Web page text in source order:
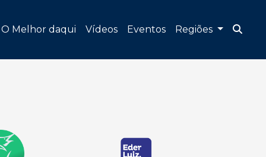
O Melhor daqui Vídeos Eventos Regiões